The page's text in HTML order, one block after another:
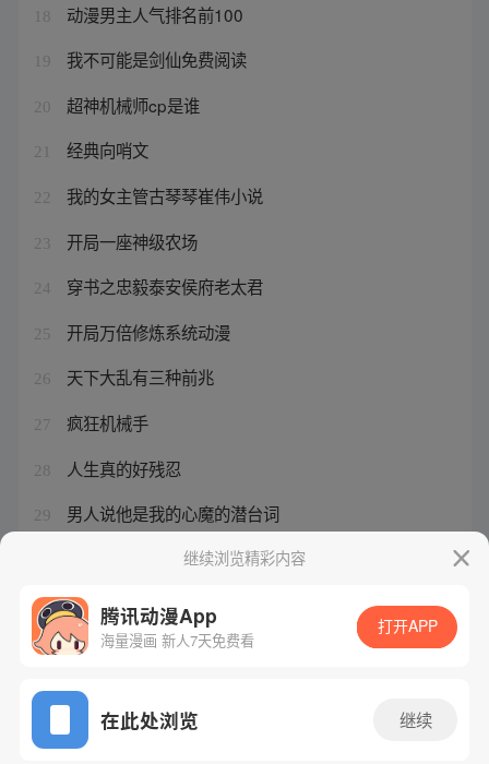
18 动漫男主人气排名前100
19 我不可能是剑仙免费阅读
20 超神机械师cp是谁
21 经典向哨文
22 我的女主管古琴琴崔伟小说
23 开局一座神级农场
24 穿书之忠毅泰安侯府老太君
25 开局万倍修炼系统动漫
26 天下大乱有三种前兆
27 疯狂机械手
28 人生真的好残忍
29 男人说他是我的心魔的潜台词
白箐箐的异世界冒险动漫更新了吗
继续浏览精彩内容
腾讯动漫App
海量漫画 新人7天免费看
打开APP
在此处浏览 继续
网站备案/许可证号：粤B2-20090059-5
Copyright©1998 - 2026 Tencent. All Rights Reserved